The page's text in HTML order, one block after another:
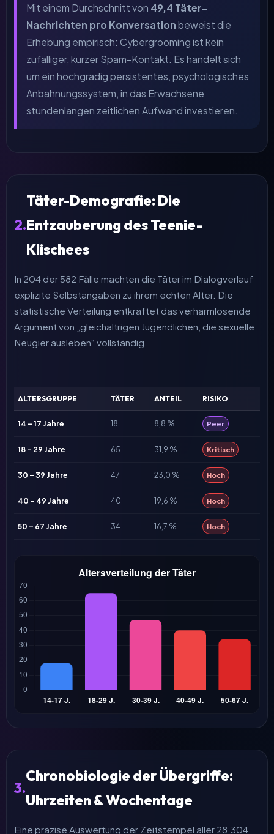
Mit einem Durchschnitt von 49,4 Täter-
Nachrichten pro Konversationbeweist die
Erhebung empirisch: Cybergrooming ist kein
zufälliger, kurzer Spam-Kontakt. Es handelt sich
um ein hochgradig persistentes, psychologisches
Anbahnungssystem, in das Erwachsene
stundenlangen zeitlichen Aufwand investieren.
2.
Täter-Demografie: Die
Entzauberung des Teenie-
Klischees
In 204 der 582 Fälle machten die Täter im Dialogverlauf
explizite Selbstangaben zu ihrem echten Alter. Die
statistische Verteilung entkräftet das verharmlosende
Argument von „gleichaltrigen Jugendlichen, die sexuelle
Neugier ausleben“ vollständig.
ALTERSGRUPPE TÄTER ANTEIL RISIKO
14 – 17 Jahre 18 8,8 % Peer
18 – 29 Jahre 65 31,9 % Kritisch
30 – 39 Jahre 47 23,0 % Hoch
40 – 49 Jahre 40 19,6 % Hoch
50 – 67 Jahre 34 16,7 % Hoch
3.
Chronobiologie der Übergriffe:
Uhrzeiten & Wochentage
Eine präzise Auswertung der Zeitstempel aller 28.304